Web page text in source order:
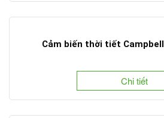
Cảm biến thời tiết
Chi tiết